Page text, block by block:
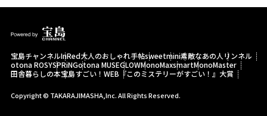
宝島チャンネルInRed大人のおしゃれ手帖sweetmini素敵なあの人 リンネル
otona ROSYSPRiNGotona MUSEGLOWMonoMaxsmartMonoMaster
田舎暮らしの本宝島すごい！WEB 『このミステリーがすごい！』大賞
Copyright © TAKARAJIMASHA,Inc. All Rights Reserved.